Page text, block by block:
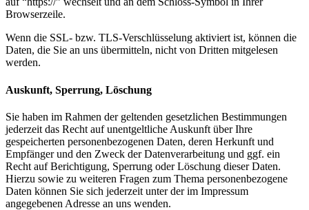
Browserzeile.
Wenn die SSL- bzw. TLS-Verschlüsselung aktiviert ist, können die
Daten, die Sie an uns übermitteln, nicht von Dritten mitgelesen
werden.
Auskunft, Sperrung, Löschung
Sie haben im Rahmen der geltenden gesetzlichen Bestimmungen
jederzeit das Recht auf unentgeltliche Auskunft über Ihre
gespeicherten personenbezogenen Daten, deren Herkunft und
Empfänger und den Zweck der Datenverarbeitung und ggf. ein
Recht auf Berichtigung, Sperrung oder Löschung dieser Daten.
Hierzu sowie zu weiteren Fragen zum Thema personenbezogene
Daten können Sie sich jederzeit unter der im Impressum
angegebenen Adresse an uns wenden.